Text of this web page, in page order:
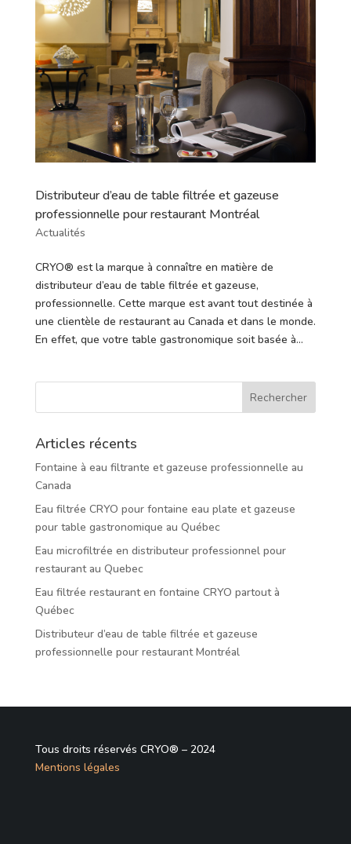
Distributeur d’eau de table filtrée et gazeuse
professionnelle pour restaurant Montréal
Actualités
CRYO® est la marque à connaître en matière de
distributeur d’eau de table filtrée et gazeuse,
professionnelle. Cette marque est avant tout destinée à
une clientèle de restaurant au Canada et dans le monde.
En effet, que votre table gastronomique soit basée à...
Articles récents
Fontaine à eau filtrante et gazeuse professionnelle au
Canada
Eau filtrée CRYO pour fontaine eau plate et gazeuse
pour table gastronomique au Québec
Eau microfiltrée en distributeur professionnel pour
restaurant au Quebec
Eau filtrée restaurant en fontaine CRYO partout à
Québec
Distributeur d’eau de table filtrée et gazeuse
professionnelle pour restaurant Montréal
Tous droits réservés CRYO® – 2024
Mentions légales